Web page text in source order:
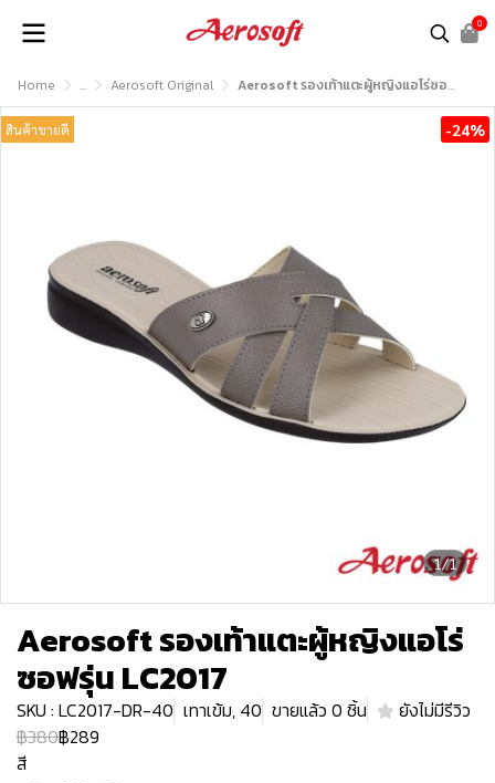
0
Home ... Aerosoft Original Aerosoft รองเท้าแตะผู้หญิงแอโร่ซอฟรุ่น LC2017
1/1
สินค้าขายดี -24%
Aerosoft รองเท้าแตะผู้หญิงแอโร่
ซอฟรุ่น LC2017
SKU : LC2017-DR-40 เทาเข้ม, 40 ขายแล้ว 0 ชิ้น
ยังไม่มีรีวิว
฿380฿289
สี